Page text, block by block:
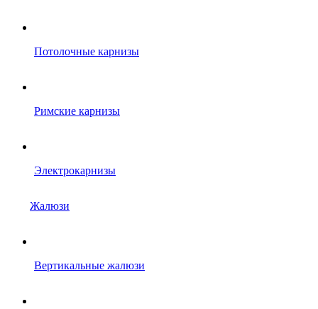
Потолочные карнизы
Римские карнизы
Электрокарнизы
Жалюзи
Вертикальные жалюзи